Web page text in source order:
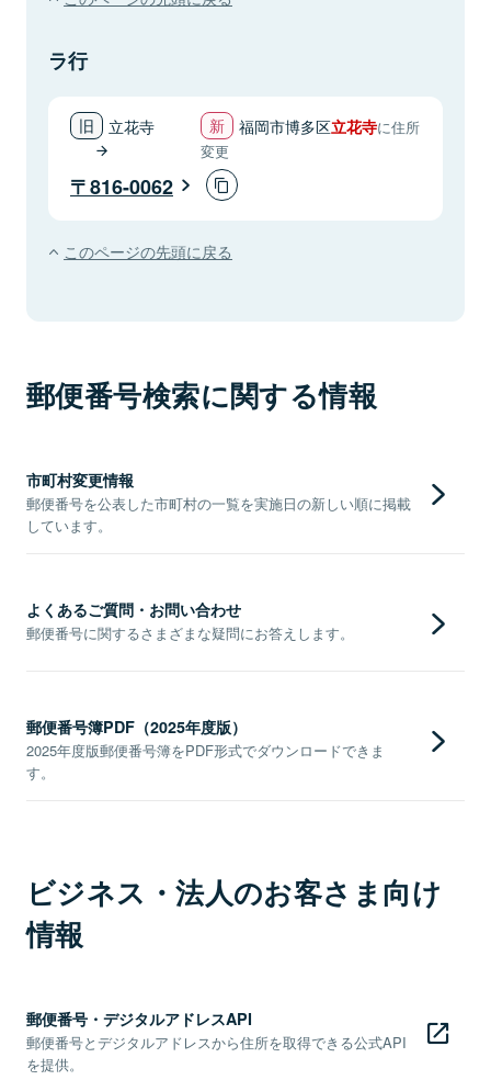
ラ行
立花寺 福岡市博多区立花寺に住所
変更
816-0062
このページの先頭に戻る
郵便番号検索に関する情報
市町村変更情報
郵便番号を公表した市町村の一覧を実施日の新しい順に掲載
しています。
よくあるご質問・お問い合わせ
郵便番号に関するさまざまな疑問にお答えします。
郵便番号簿PDF（2025年度版）
2025年度版郵便番号簿をPDF形式でダウンロードできま
す。
ビジネス・法人のお客さま向け
情報
郵便番号・デジタルアドレスAPI
郵便番号とデジタルアドレスから住所を取得できる公式API
を提供。